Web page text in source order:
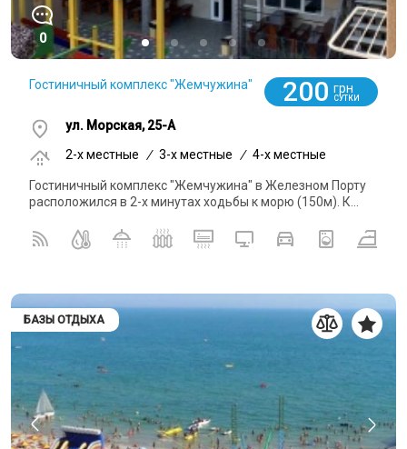
0
Гостиничный комплекс "Жемчужина" 200 грн
СУТКИ
ул. Морская, 25-А
2-x местные / 3-x местные / 4-x местные
Гостиничный комплекс "Жемчужина" в Железном Порту
расположился в 2-х минутах ходьбы к морю (150м). К...
БАЗЫ ОТДЫХА